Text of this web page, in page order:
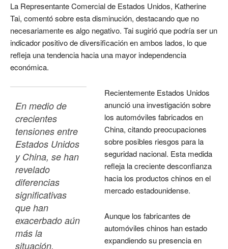
La Representante Comercial de Estados Unidos, Katherine
Tai, comentó sobre esta disminución, destacando que no
necesariamente es algo negativo. Tai sugirió que podría ser un
indicador positivo de diversificación en ambos lados, lo que
refleja una tendencia hacia una mayor independencia
económica.
En medio de
crecientes
tensiones entre
Estados Unidos
y China, se han
revelado
diferencias
significativas
que han
exacerbado aún
más la
situación.
Recientemente Estados Unidos
anunció una investigación sobre
los automóviles fabricados en
China, citando preocupaciones
sobre posibles riesgos para la
seguridad nacional. Esta medida
refleja la creciente desconfianza
hacia los productos chinos en el
mercado estadounidense.
Aunque los fabricantes de
automóviles chinos han estado
expandiendo su presencia en